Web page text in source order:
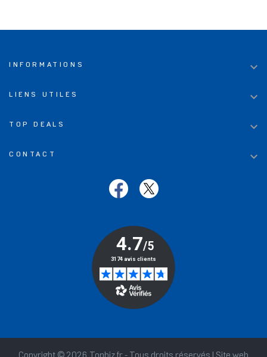
INFORMATIONS 
LIENS UTILES 
TOP DEALS 
CONTACT 